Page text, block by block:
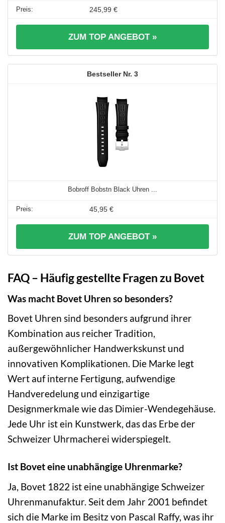
245,99 €
ZUM TOP ANGEBOT »
3
Bobroff Bobstn Black Uhren ...
45,95 €
ZUM TOP ANGEBOT »
FAQ – Häufig gestellte Fragen zu Bovet
Was macht Bovet Uhren so besonders?
Bovet Uhren sind besonders aufgrund ihrer
Kombination aus reicher Tradition,
außergewöhnlicher Handwerkskunst und
innovativen Komplikationen. Die Marke legt
Wert auf interne Fertigung, aufwendige
Handveredelung und einzigartige
Designmerkmale wie das Dimier-Wendegehäuse.
Jede Uhr ist ein Kunstwerk, das das Erbe der
Schweizer Uhrmacherei widerspiegelt.
Ist Bovet eine unabhängige Uhrenmarke?
Ja, Bovet 1822 ist eine unabhängige Schweizer
Uhrenmanufaktur. Seit dem Jahr 2001 befindet
sich die Marke im Besitz von Pascal Raffy, was ihr